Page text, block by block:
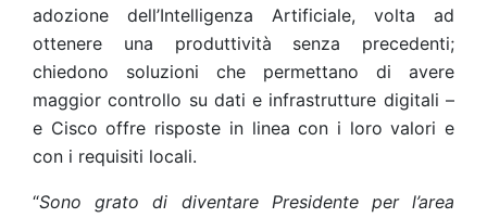
adozione dell’Intelligenza Artificiale, volta ad
ottenere una produttività senza precedenti;
chiedono soluzioni che permettano di avere
maggior controllo su dati e infrastrutture digitali –
e Cisco offre risposte in linea con i loro valori e
con i requisiti locali.
“Sono grato di diventare Presidente per l’area